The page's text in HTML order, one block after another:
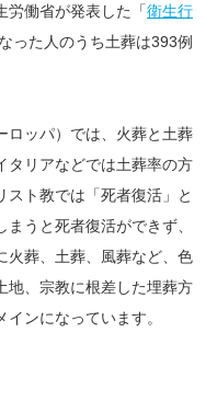
労働省が発表した「衛生行
った人のうち土葬は393例
ロッパ）では、火葬と土葬
タリアなどでは土葬率の方
ト教では「死者復活」と
うと死者復活ができず、
火葬、土葬、風葬など、色
地、宗教に根差した埋葬方
ンになっています。